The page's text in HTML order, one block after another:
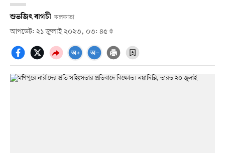
শুভজিৎ বাগচী কলকাতা
আপডেট: ২১ জুলাই ২০২৩, ০৩: ৪৫